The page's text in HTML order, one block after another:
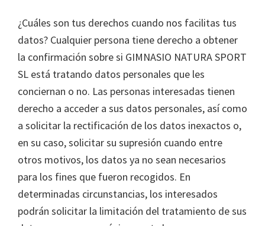
¿Cuáles son tus derechos cuando nos facilitas tus
datos? Cualquier persona tiene derecho a obtener
la confirmación sobre si GIMNASIO NATURA SPORT
SL está tratando datos personales que les
conciernan o no. Las personas interesadas tienen
derecho a acceder a sus datos personales, así como
a solicitar la rectificación de los datos inexactos o,
en su caso, solicitar su supresión cuando entre
otros motivos, los datos ya no sean necesarios
para los fines que fueron recogidos. En
determinadas circunstancias, los interesados
podrán solicitar la limitación del tratamiento de sus